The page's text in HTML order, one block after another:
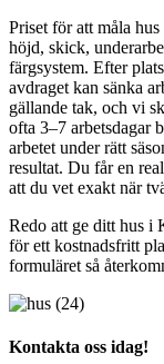
Priset för att måla
höjd, skick,
färgsystem. Efter
avdraget kan sänka
gällande tak, och vi
ofta 3–7 arbetsdagar
arbetet under rätt
resultat. Du får en
att du vet exakt när
Redo att ge ditt hus i
för ett kostnadsfritt
formuläret så
Kontakta oss idag!